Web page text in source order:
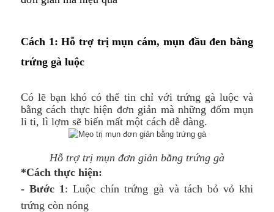
Cách 1: Hỗ trợ trị mụn cám, mụn đầu đen bằng
trứng gà luộc
Có lẽ bạn khó có thể tin chỉ với trứng gà luộc và
bằng cách thực hiện đơn giản mà những đốm mụn
li ti, lì lợm sẽ biến mất một cách dễ dàng.
Hỗ trợ trị mụn đơn giản bằng trứng gà
*Cách thực hiện:
- Bước 1 : Luộc chín trứng gà và tách bỏ vỏ khi
trứng còn nóng